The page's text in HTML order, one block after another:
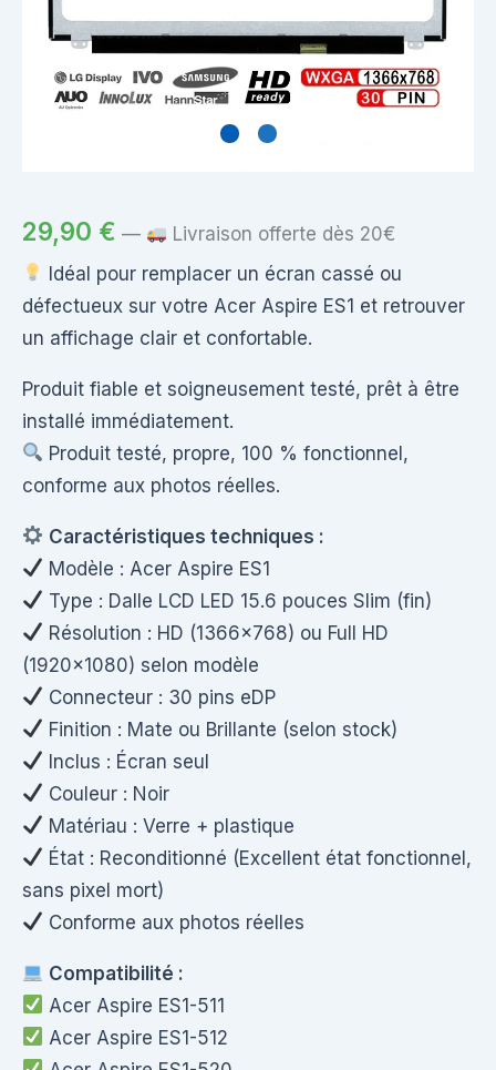
29,90 € —
Livraison offerte dès 20€
Idéal pour remplacer un écran cassé ou
défectueux sur votre Acer Aspire ES1 et retrouver
un affichage clair et confortable.
Produit fiable et soigneusement testé, prêt à être
installé immédiatement.
Produit testé, propre, 100 % fonctionnel,
conforme aux photos réelles.
Caractéristiques techniques :
Modèle : Acer Aspire ES1
Type : Dalle LCD LED 15.6 pouces Slim (fin)
Résolution : HD (1366×768) ou Full HD
(1920×1080) selon modèle
Connecteur : 30 pins eDP
Finition : Mate ou Brillante (selon stock)
Inclus : Écran seul
Couleur : Noir
Matériau : Verre + plastique
État : Reconditionné (Excellent état fonctionnel,
sans pixel mort)
Conforme aux photos réelles
Compatibilité :
Acer Aspire ES1-511
Acer Aspire ES1-512